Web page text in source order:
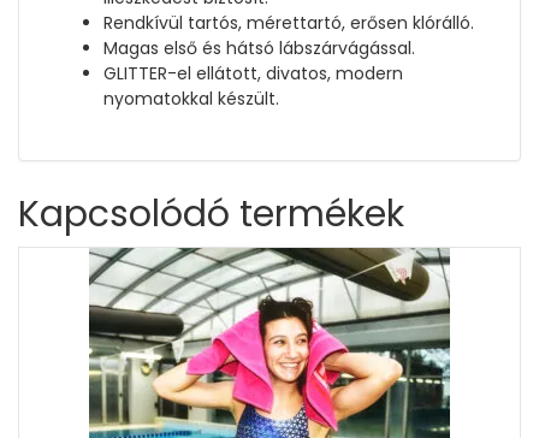
Rendkívül tartós, mérettartó, erősen klórálló.
Magas első és hátsó lábszárvágással.
GLITTER-el ellátott, divatos, modern
nyomatokkal készült.
Kapcsolódó termékek